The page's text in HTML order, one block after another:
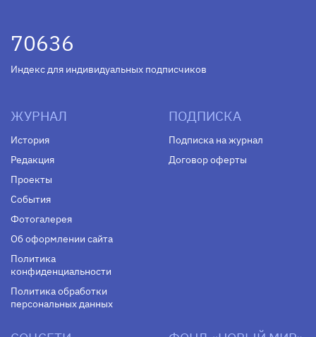
70636
Индекс для индивидуальных подписчиков
ЖУРНАЛ
История
Редакция
Проекты
События
Фотогалерея
Об оформлении сайта
Политика
конфиденциальности
Политика обработки
персональных данных
ПОДПИСКА
Подписка на журнал
Договор оферты